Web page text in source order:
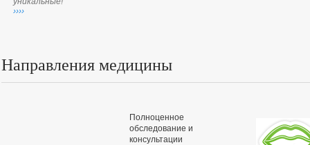
››››
Направления медицины
Полноценное
обследование и
консультации